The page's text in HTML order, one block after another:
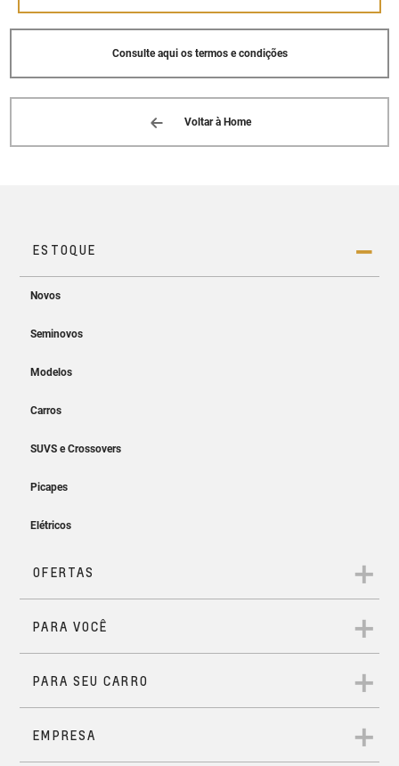
Consulte aqui os termos e condições
Voltar à Home